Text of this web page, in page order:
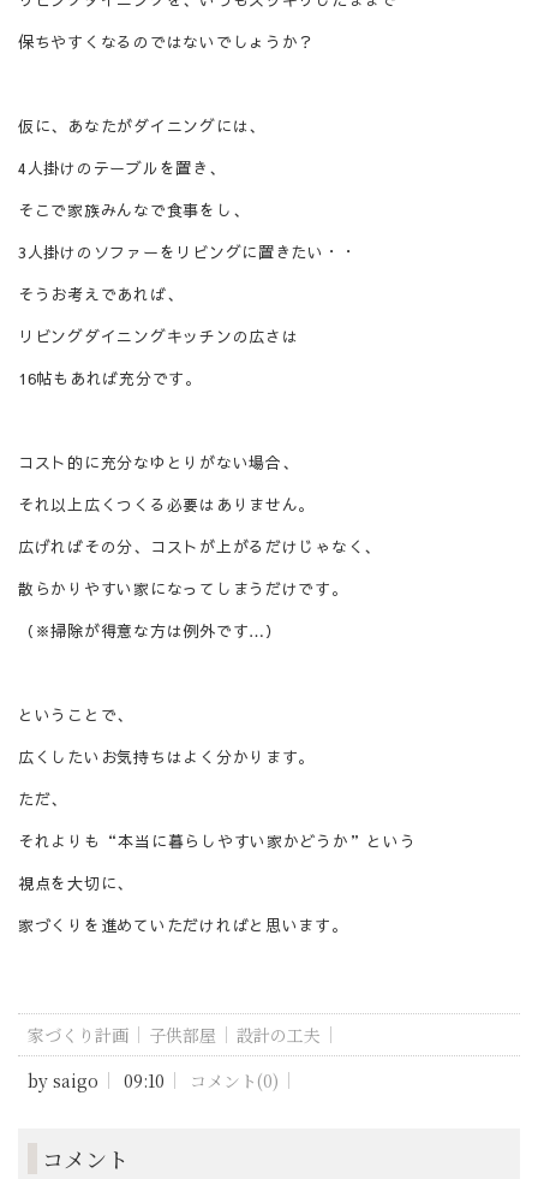
保ちやすくなるのではないでしょうか？
仮に、あなたがダイニングには、
4人掛けのテーブルを置き、
そこで家族みんなで食事をし、
3人掛けのソファーをリビングに置きたい・・
そうお考えであれば、
リビングダイニングキッチンの広さは
16帖もあれば充分です。
コスト的に充分なゆとりがない場合、
それ以上広くつくる必要はありません。
広げればその分、コストが上がるだけじゃなく、
散らかりやすい家になってしまうだけです。
（※掃除が得意な方は例外です…）
ということで、
広くしたいお気持ちはよく分かります。
ただ、
それよりも“本当に暮らしやすい家かどうか”という
視点を大切に、
家づくりを進めていただければと思います。
家づくり計画 子供部屋
設計の工夫
by saigo 09:10 コメント(0)
コメント